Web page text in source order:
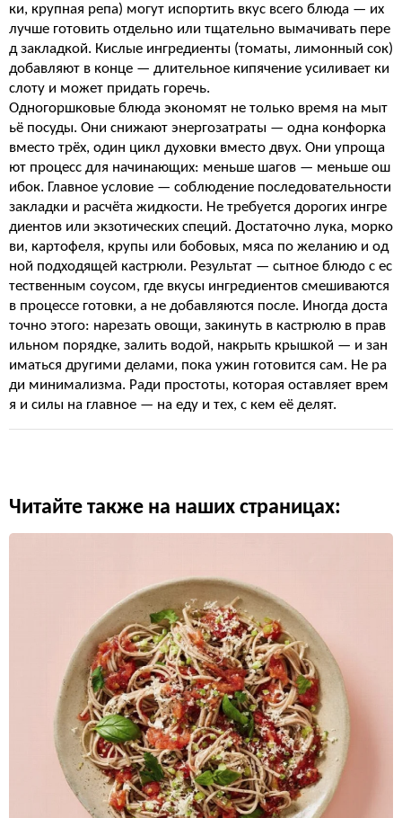
ки, крупная репа) могут испортить вкус всего блюда — их
лучше готовить отдельно или тщательно вымачивать пере
д закладкой. Кислые ингредиенты (томаты, лимонный сок)
добавляют в конце — длительное кипячение усиливает ки
слоту и может придать горечь.
Одногоршковые блюда экономят не только время на мыт
ьё посуды. Они снижают энергозатраты — одна конфорка
вместо трёх, один цикл духовки вместо двух. Они упроща
ют процесс для начинающих: меньше шагов — меньше ош
ибок. Главное условие — соблюдение последовательности
закладки и расчёта жидкости. Не требуется дорогих ингре
диентов или экзотических специй. Достаточно лука, морко
ви, картофеля, крупы или бобовых, мяса по желанию и од
ной подходящей кастрюли. Результат — сытное блюдо с ес
тественным соусом, где вкусы ингредиентов смешиваются
в процессе готовки, а не добавляются после. Иногда доста
точно этого: нарезать овощи, закинуть в кастрюлю в прав
ильном порядке, залить водой, накрыть крышкой — и зан
иматься другими делами, пока ужин готовится сам. Не ра
ди минимализма. Ради простоты, которая оставляет врем
я и силы на главное — на еду и тех, с кем её делят.
Читайте также на наших страницах: